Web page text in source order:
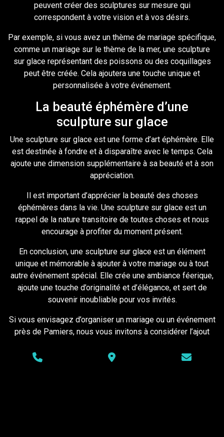
peuvent créer des sculptures sur mesure qui
correspondent à votre vision et à vos désirs.
Par exemple, si vous avez un thème de mariage spécifique,
comme un mariage sur le thème de la mer, une sculpture
sur glace représentant des poissons ou des coquillages
peut être créée. Cela ajoutera une touche unique et
personnalisée à votre événement.
La beauté éphémère d’une
sculpture sur glace
Une sculpture sur glace est une forme d’art éphémère. Elle
est destinée à fondre et à disparaître avec le temps. Cela
ajoute une dimension supplémentaire à sa beauté et à son
appréciation.
Il est important d’apprécier la beauté des choses
éphémères dans la vie. Une sculpture sur glace est un
rappel de la nature transitoire de toutes choses et nous
encourage à profiter du moment présent.
En conclusion, une sculpture sur glace est un élément
unique et mémorable à ajouter à votre mariage ou à tout
autre événement spécial. Elle crée une ambiance féerique,
ajoute une touche d’originalité et d’élégance, et sert de
souvenir inoubliable pour vos invités.
Si vous envisagez d’organiser un mariage ou un événement
près de Pamiers, nous vous invitons à considérer l’ajout
inoubliable pour vous et vos invités. C’est un moyen de